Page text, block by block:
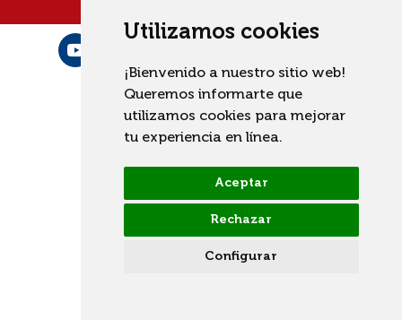
Utilizamos cookies
¡Bienvenido a nuestro sitio web!
Queremos informarte que
utilizamos cookies para mejorar
tu experiencia en línea.
Aceptar
Rechazar
Configurar